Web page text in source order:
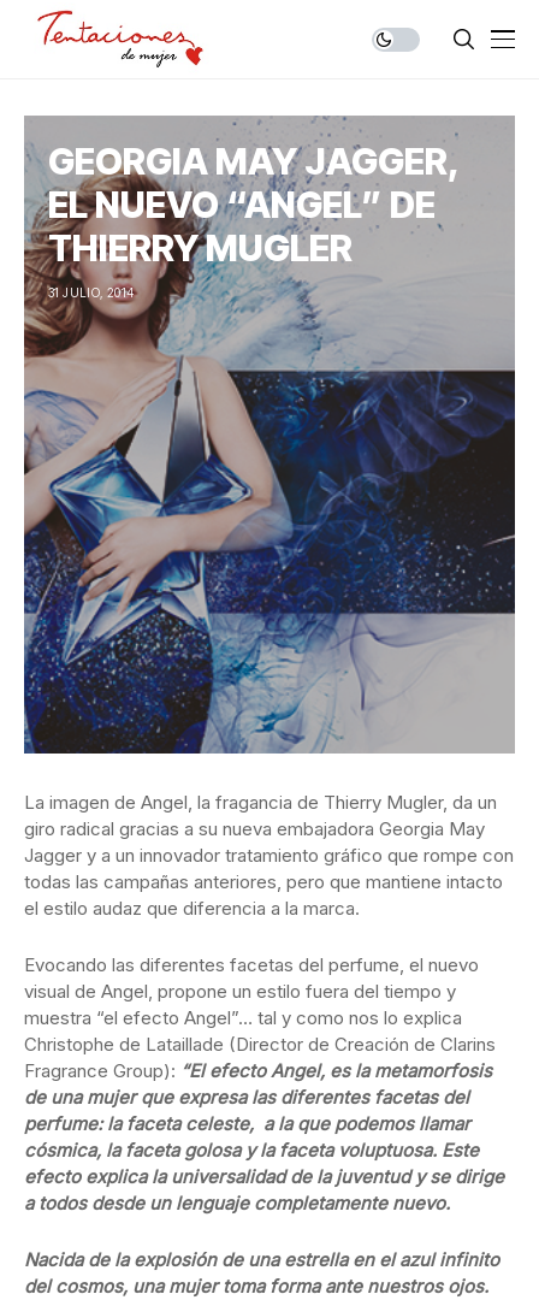
GEORGIA MAY JAGGER,
EL NUEVO “ANGEL” DE
THIERRY MUGLER
31 JULIO, 2014
La imagen de Angel, la fragancia de Thierry Mugler, da un
giro radical gracias a su nueva embajadora Georgia May
Jagger y a un innovador tratamiento gráfico que rompe con
todas las campañas anteriores, pero que mantiene intacto
el estilo audaz que diferencia a la marca.
Evocando las diferentes facetas del perfume, el nuevo
visual de Angel, propone un estilo fuera del tiempo y
muestra “el efecto Angel”… tal y como nos lo explica
Christophe de Lataillade (Director de Creación de Clarins
Fragrance Group): “El efecto Angel, es la metamorfosis
de una mujer que expresa las diferentes facetas del
perfume: la faceta celeste, a la que podemos llamar
cósmica, la faceta golosa y la faceta voluptuosa. Este
efecto explica la universalidad de la juventud y se dirige
a todos desde un lenguaje completamente nuevo.
Nacida de la explosión de una estrella en el azul infinito
del cosmos, una mujer toma forma ante nuestros ojos.